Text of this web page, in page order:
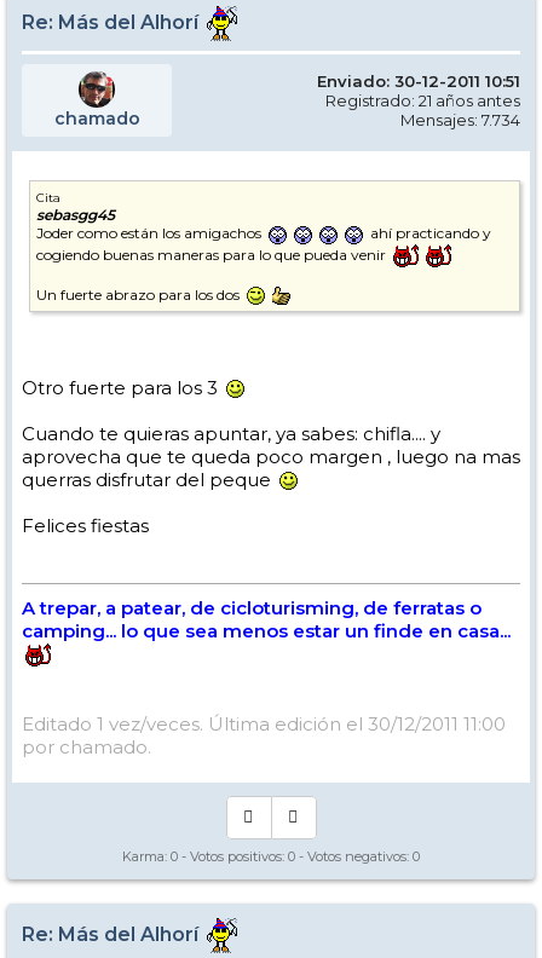
Re: Más del Alhorí
chamado
Enviado: 30-12-2011 10:51
Registrado: 21 años antes
Mensajes: 7.734
Cita
sebasgg45
Joder como están los amigachos
ahí practicando y
cogiendo buenas maneras para lo que pueda venir
Un fuerte abrazo para los dos
Otro fuerte para los 3
Cuando te quieras apuntar, ya sabes: chifla.... y
aprovecha que te queda poco margen , luego na mas
querras disfrutar del peque
Felices fiestas
A trepar, a patear, de cicloturisming, de ferratas o
camping... lo que sea menos estar un finde en casa...
Editado 1 vez/veces. Última edición el 30/12/2011 11:00
por chamado.
Karma: 0 - Votos positivos: 0 - Votos negativos: 0
Re: Más del Alhorí